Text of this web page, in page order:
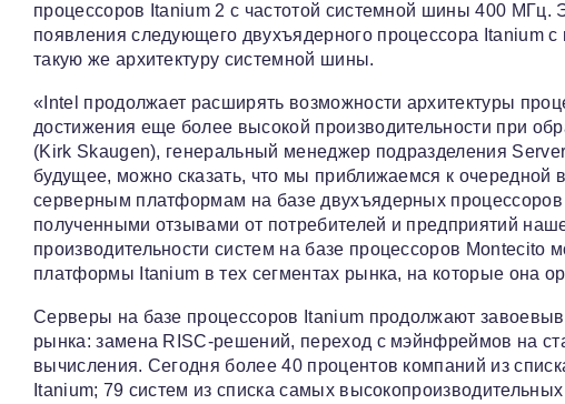
процессоров Itanium 2 с частотой системной шины 400 МГц.
появления следующего двухъядерного процессора Itanium
такую же архитектуру системной шины.
«Intel продолжает расширять возможности архитектуры
достижения еще более высокой производительности при
(Kirk Skaugen), генеральный менеджер подразделения
будущее, можно сказать, что мы приближаемся к очередной
серверным платформам на базе двухъядерных
полученными отзывами от потребителей и предприятий
производительности систем на базе процессоров Montecito
платформы Itanium в тех сегментах рынка, на которые она
Серверы на базе процессоров Itanium продолжают
рынка: замена RISC-решений, переход с мэйнфреймов на
вычисления. Сегодня более 40 процентов компаний из
Itanium; 79 систем из списка самых